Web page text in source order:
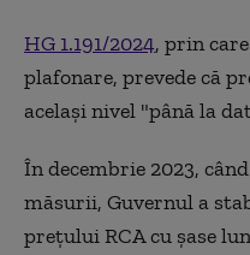
HG 1.191/2024, prin
plafonare, prevede că
același nivel "până la
În decembrie 2023,
măsurii, Guvernul a
prețului RCA cu șase